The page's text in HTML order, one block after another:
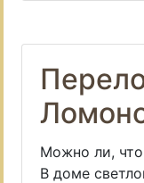
Можно ли, что
В доме